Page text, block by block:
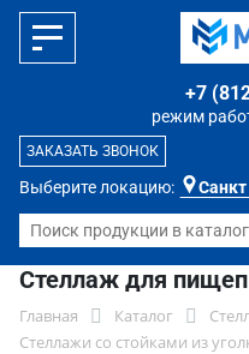
Выберите локацию:
режим
+7
ЗАКАЗАТЬ ЗВОНОК
Стеллаж для
Главная Каталог
Стеллажи со стойками из